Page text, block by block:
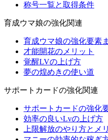
称号一覧と取得条件
育成ウマ娘の強化関連
育成ウマ娘の強化要素
才能開花のメリット
覚醒LVの上げ方
夢の煌めきの使い道
サポートカードの強化関連
サポートカードの強化
効率の良いLvの上げ方
上限解放のやり方とメ